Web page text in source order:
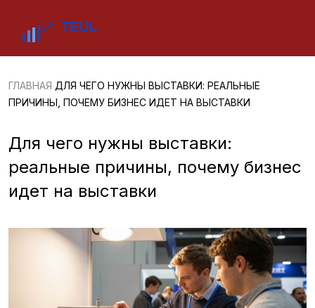
ГЛАВНАЯ ДЛЯ ЧЕГО НУЖНЫ ВЫСТАВКИ: РЕАЛЬНЫЕ
ПРИЧИНЫ, ПОЧЕМУ БИЗНЕС ИДЕТ НА ВЫСТАВКИ
Для чего нужны выставки:
реальные причины, почему бизнес
идет на выставки